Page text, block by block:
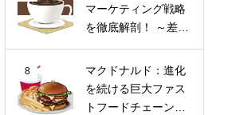
マーケティング戦略
を徹底解剖！ ～差別
題まで～
8
マクドナルド：進化
を続ける巨大ファス
トフードチェーンの